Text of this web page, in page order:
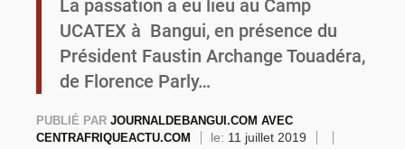
Burkina Faso : la VIDEO-verbalisation enregistre plus de 1 000 infractions en douze heures
La passation a eu lieu au Camp
UCATEX à Bangui, en présence du
Président Faustin Archange Touadéra,
de Florence Parly…
PUBLIÉ PAR JOURNALDEBANGUI.COM AVEC
CENTRAFRIQUEACTU.COM
le: 11 juillet 2019